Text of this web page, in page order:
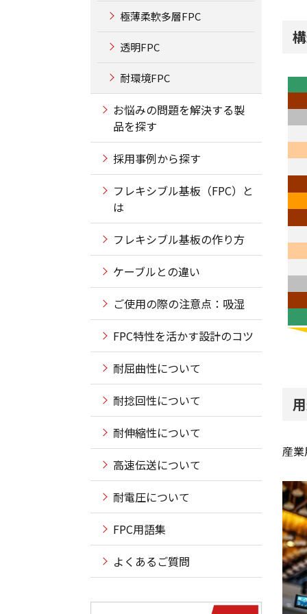
産
極薄柔軟多層FPC
透明FPC
耐環境FPC
お悩みの問題を解決する製
品を探す
採用事例から探す
フレキシブル基板（FPC）と
は
フレキシブル基板の作り方
ケーブルとの違い
ご使用の際の注意点：吸湿
FPC特性を活かす設計のコツ
耐屈曲性について
耐捻回性について
耐伸縮性について
高速伝送について
耐電圧について
FPC用語集
よくあるご質問